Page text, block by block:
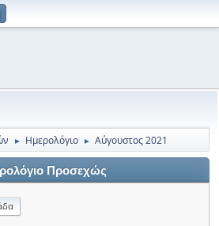
► Ημερολόγιο ► Αύγουστος 2021
Προσεχώς